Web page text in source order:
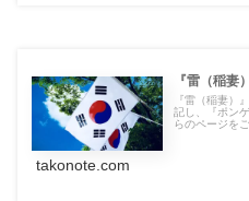
『雷（稲妻
『雷（稲妻）
記し、『ポン
らのページを
takonote.com